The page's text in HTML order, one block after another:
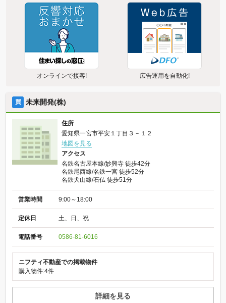
オンラインで接客! 広告運用を自動化!
買 未来開発(株)
住所
愛知県一宮市平安１丁目３－１２
地図を見る
アクセス
名鉄名古屋本線/妙興寺 徒歩42分
名鉄尾西線/名鉄一宮 徒歩52分
名鉄犬山線/石仏 徒歩51分
営業時間 9:00～18:00
定休日 土、日、祝
電話番号 0586-81-6016
ニフティ不動産での掲載物件
購入物件:4件
詳細を見る